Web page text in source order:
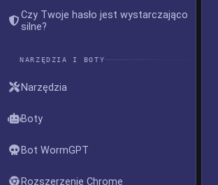
Czy Twoje hasło jest wystarczająco
silne?
NARZĘDZIA I BOTY
Narzędzia
Boty
Bot WormGPT
Rozszerzenie Chrome